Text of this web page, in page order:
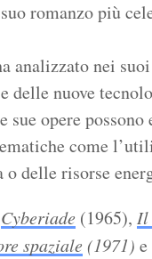
romanzo più
analizzato nei
delle nuove
opere possono
come
delle risorse
Cyberiade (1965), Il
spaziale (1971)